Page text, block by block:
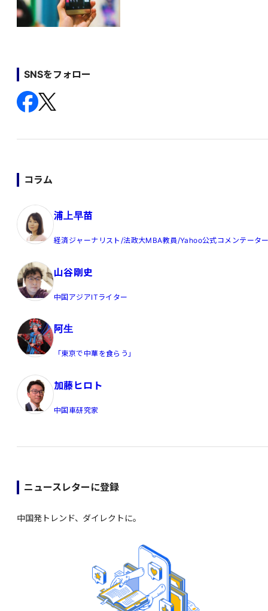
SNSをフォロー
コラム
浦上早苗
経済ジャーナリスト/法政大MBA教員/Yahoo公式コメンテータ
山谷剛史
中国アジアITライター
阿生
「東京で中華を食らう」
加藤ヒロト
中国車研究家
ニュースレターに登録
中国発トレンド、ダイレクトに。